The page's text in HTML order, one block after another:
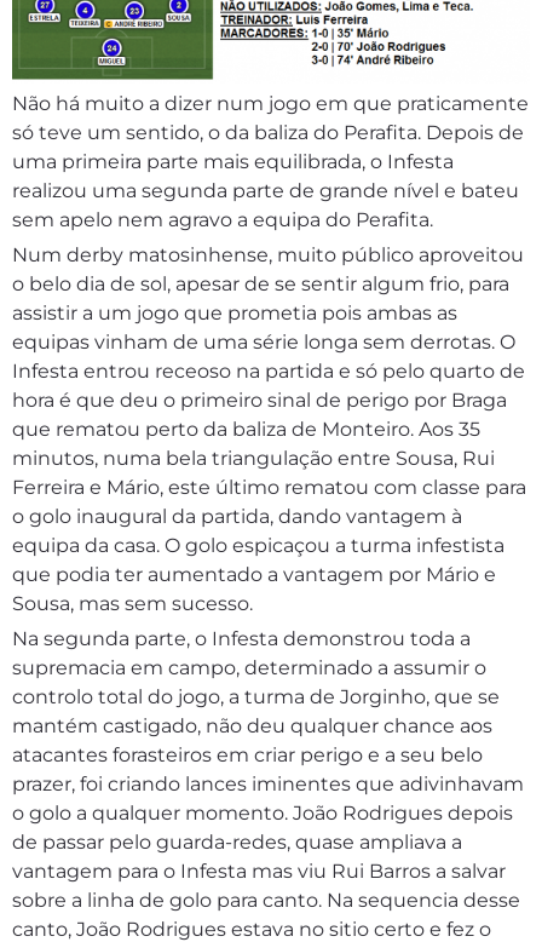
Não há muito a dizer num jogo em que praticamente
só teve um sentido, o da baliza do Perafita. Depois de
uma primeira parte mais equilibrada, o Infesta
realizou uma segunda parte de grande nível e bateu
sem apelo nem agravo a equipa do Perafita.
Num derby matosinhense, muito público aproveitou
o belo dia de sol, apesar de se sentir algum frio, para
assistir a um jogo que prometia pois ambas as
equipas vinham de uma série longa sem derrotas. O
Infesta entrou receoso na partida e só pelo quarto de
hora é que deu o primeiro sinal de perigo por Braga
que rematou perto da baliza de Monteiro. Aos 35
minutos, numa bela triangulação entre Sousa, Rui
Ferreira e Mário, este último rematou com classe para
o golo inaugural da partida, dando vantagem à
equipa da casa. O golo espicaçou a turma infestista
que podia ter aumentado a vantagem por Mário e
Sousa, mas sem sucesso.
Na segunda parte, o Infesta demonstrou toda a
supremacia em campo, determinado a assumir o
controlo total do jogo, a turma de Jorginho, que se
mantém castigado, não deu qualquer chance aos
atacantes forasteiros em criar perigo e a seu belo
prazer, foi criando lances iminentes que adivinhavam
o golo a qualquer momento. João Rodrigues depois
de passar pelo guarda-redes, quase ampliava a
vantagem para o Infesta mas viu Rui Barros a salvar
sobre a linha de golo para canto. Na sequencia desse
canto, João Rodrigues estava no sitio certo e fez o